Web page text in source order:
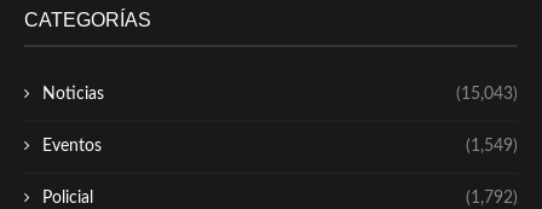
CATEGORÍAS
Noticias (15,043)
Eventos (1,549)
Policial (1,792)